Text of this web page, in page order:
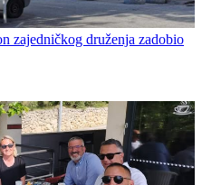
zajedničkog druženja zadobio